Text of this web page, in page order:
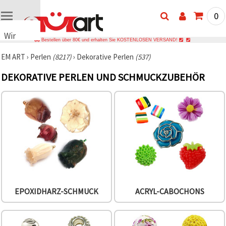
Wir
Cookies
verwenden
ähnliche
Technologien,
ordnungsgemäße
Funktionieren
sicherzustellen,
Nutzungserlebnis
und, mit
Ihrer
Einwilligung,
0
Bestellen über 80€ und erhalten Sie KOSTENLOSEN VERSAND!
EM ART › Perlen (8217)› Dekorative Perlen (537)
DEKORATIVE PERLEN UND SCHMUCKZUBEHÖR
EPOXIDHARZ-SCHMUCK ACRYL-CABOCHONS